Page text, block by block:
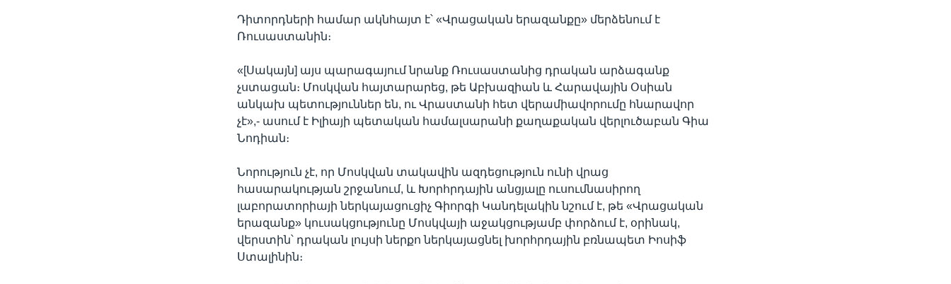
Դիտորդների համար ակնհայտ է՝ «Վրացական երազանքը» մերձենում է
Ռուսաստանին։
«[Սակայն] այս պարագայում նրանք Ռուսաստանից դրական արձագանք
չստացան։ Մոսկվան հայտարարեց, թե Աբխազիան և Հարավային Օսիան
անկախ պետություններ են, ու Վրաստանի հետ վերամիավորումը հնարավոր
չէ»,- ասում է Իլիայի պետական համալսարանի քաղաքական վերլուծաբան Գիա
Նոդիան։
Նորություն չէ, որ Մոսկվան տակավին ազդեցություն ունի վրաց
հասարակության շրջանում, և Խորհրդային անցյալը ուսումնասիրող
լաբորատորիայի ներկայացուցիչ Գիորգի Կանդելակին նշում է, թե «Վրացական
երազանք» կուսակցությունը Մոսկվայի աջակցությամբ փորձում է, օրինակ,
վերստին՝ դրական լույսի ներքո ներկայացնել խորհրդային բռնապետ Իոսիֆ
Ստալինին։